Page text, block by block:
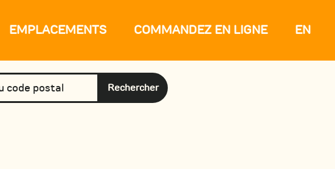
EMPLACEMENTS COMMANDEZ EN LIGNE EN
Rechercher